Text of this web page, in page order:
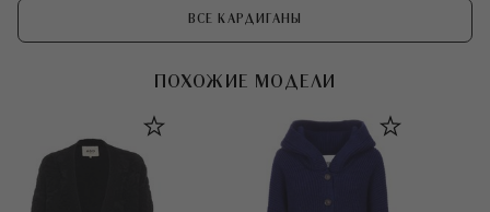
ВСЕ КАРДИГАНЫ
ПОХОЖИЕ МОДЕЛИ